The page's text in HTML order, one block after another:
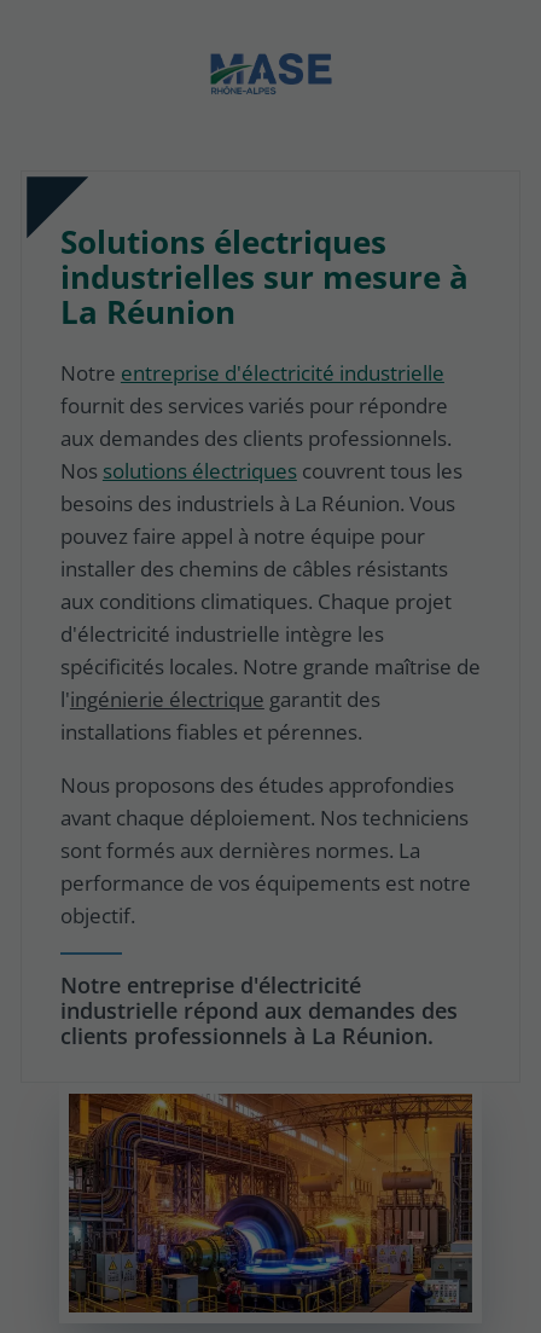
Solutions électriques
industrielles sur mesure à
La Réunion
Notre entreprise d'électricité industrielle
fournit des services variés pour répondre
aux demandes des clients professionnels.
Nos solutions électriquescouvrent tous les
besoins des industriels à La Réunion. Vous
pouvez faire appel à notre équipe pour
installer des chemins de câbles résistants
aux conditions climatiques. Chaque projet
d'électricité industrielle intègre les
spécificités locales. Notre grande maîtrise de
l'ingénierie électrique garantit des
installations fiables et pérennes.
Nous proposons des études approfondies
avant chaque déploiement. Nos techniciens
sont formés aux dernières normes. La
performance de vos équipements est notre
objectif.
Notre entreprise d'électricité
industrielle répond aux demandes des
clients professionnels à La Réunion.